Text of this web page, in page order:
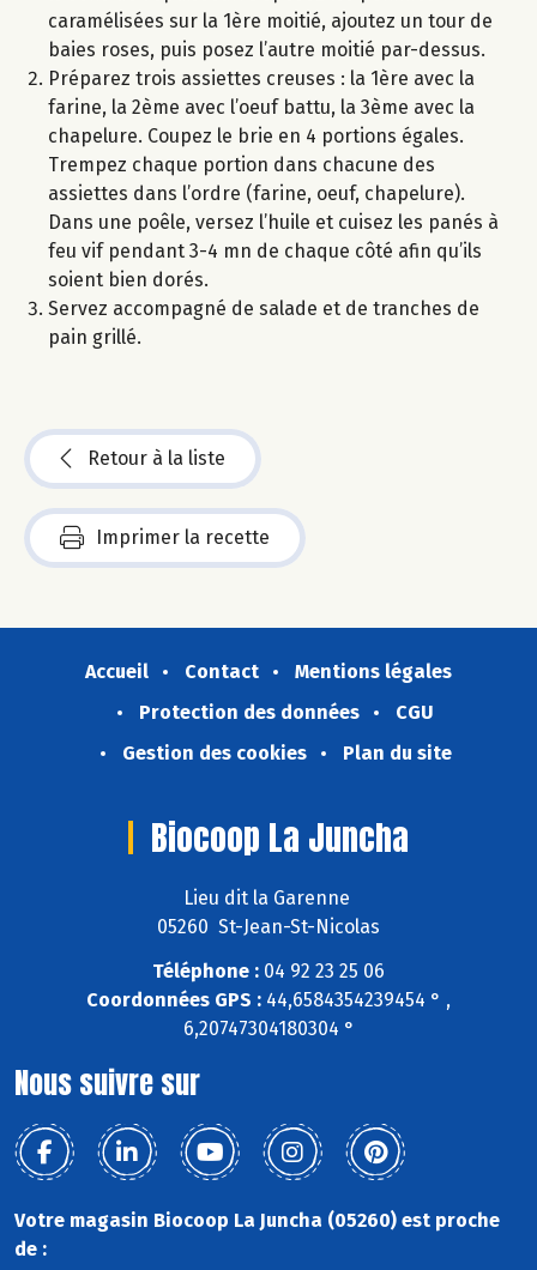
caramélisées sur la 1ère moitié, ajoutez un tour de
baies roses, puis posez l’autre moitié par-dessus.
Préparez trois assiettes creuses : la 1ère avec la
farine, la 2ème avec l’oeuf battu, la 3ème avec la
chapelure. Coupez le brie en 4 portions égales.
Trempez chaque portion dans chacune des
assiettes dans l’ordre (farine, oeuf, chapelure).
Dans une poêle, versez l’huile et cuisez les panés à
feu vif pendant 3-4 mn de chaque côté afin qu’ils
soient bien dorés.
Servez accompagné de salade et de tranches de
pain grillé.
Retour à la liste
Imprimer la recette
Accueil Contact
Mentions légales
Protection des données
CGU
Gestion des cookies
Plan du site
Biocoop La Juncha
Lieu dit la Garenne
05260 St-Jean-St-Nicolas
Téléphone : 04 92 23 25 06
Coordonnées GPS : 44,6584354239454 ° ,
6,20747304180304 °
Nous suivre sur
Votre magasin Biocoop La Juncha (05260) est proche
de :